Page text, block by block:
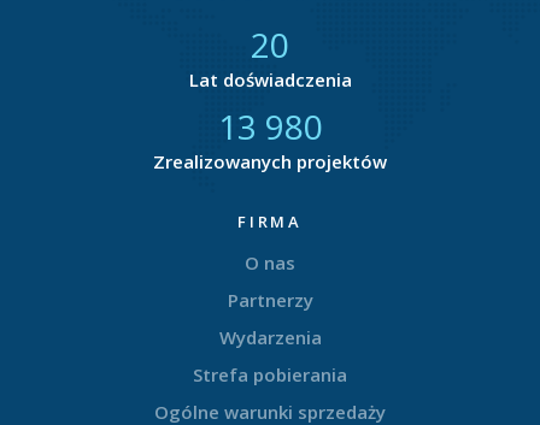
21
Lat doświadczenia
14 411
Zrealizowanych projektów
FIRMA
O nas
Partnerzy
Wydarzenia
Strefa pobierania
Ogólne warunki sprzedaży